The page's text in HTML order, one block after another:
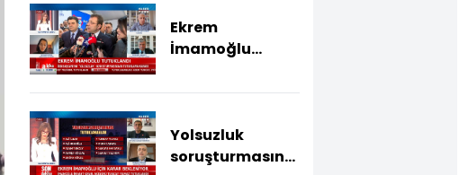
Ekrem
İmamoğlu
tutuklama
Yolsuzluk
soruşturmasında